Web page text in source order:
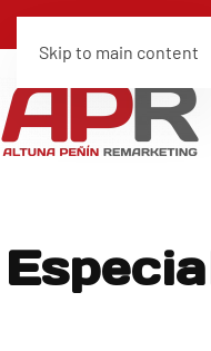
Skip to main content